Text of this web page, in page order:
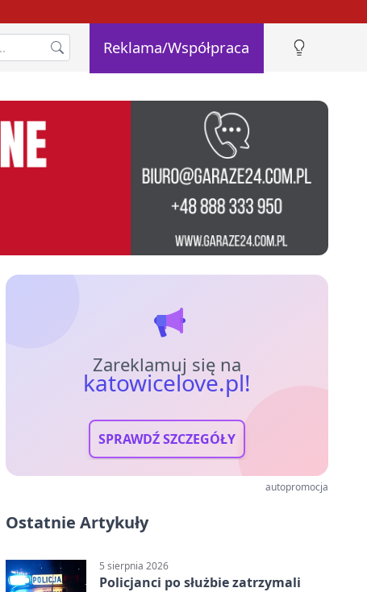
Reklama/Współpraca
Zareklamuj się na
katowicelove.pl!
SPRAWDŹ SZCZEGÓŁY
autopromocja
Ostatnie Artykuły
5 sierpnia 2026
Policjanci po służbie zatrzymali